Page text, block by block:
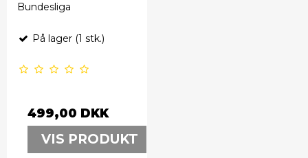
Bundesliga
På lager (1 stk.)
499,00 DKK
VIS PRODUKT